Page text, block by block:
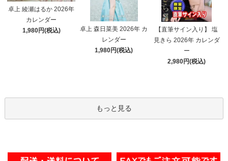
卓上 綾瀬はるか 2026年
カレンダー
1,980円(税込)
卓上 森日菜美 2026年 カ
レンダー
1,980円(税込)
【直筆サイン入り】 塩
見きら 2026年 カレンダ
ー
2,980円(税込)
もっと見る